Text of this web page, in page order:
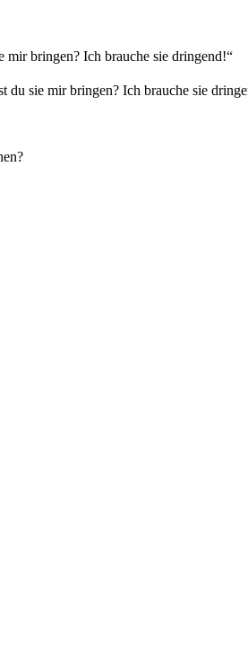
mir bringen? Ich brauche sie dringend!“
du sie mir bringen? Ich brauche sie